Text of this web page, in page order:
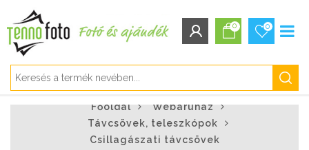
Elfelejtett jelszó
0 0
Főoldal
Webáruház
Távcsövek, teleszkópok
Csillagászati távcsövek